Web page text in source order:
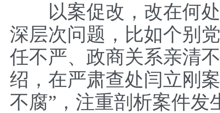
以案促改，改在何处
深层次问题，比如个别
任不严、政商关系亲清
绍，在严肃查处闫立刚
不腐”，注重剖析案件发